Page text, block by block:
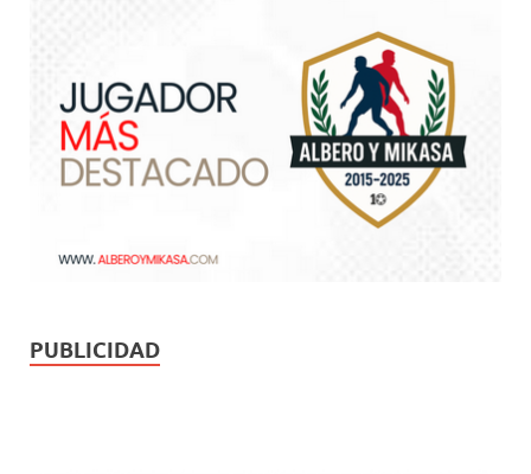
PUBLICIDAD